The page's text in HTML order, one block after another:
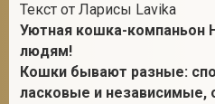
Текст от Ларисы Lavika
Уютная кошка-компаньон
людям!
Кошки бывают разные:
ласковые и независимые,